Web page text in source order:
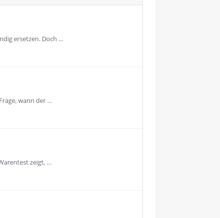
ersetzen. Doch …
wann der …
zeigt, …